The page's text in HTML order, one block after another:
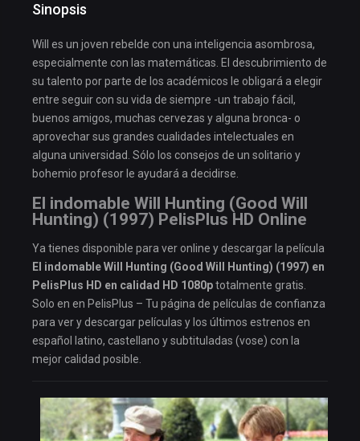
Sinopsis
Will es un joven rebelde con una inteligencia asombrosa,
especialmente con las matemáticas. El descubrimiento de
su talento por parte de los académicos le obligará a elegir
entre seguir con su vida de siempre -un trabajo fácil,
buenos amigos, muchas cervezas y alguna bronca- o
aprovechar sus grandes cualidades intelectuales en
alguna universidad. Sólo los consejos de un solitario y
bohemio profesor le ayudará a decidirse.
El indomable Will Hunting (Good Will
Hunting) (1997) PelisPlus HD Online
Ya tienes disponible para ver online y descargar la película
El indomable Will Hunting (Good Will Hunting) (1997) en
PelisPlus HD en calidad HD 1080ptotalmente gratis.
Solo en en PelisPlus – Tu página de películas de confianza
para ver y descargar películas y los últimos estrenos en
español latino, castellano y subtituladas (vose) con la
mejor calidad posible.